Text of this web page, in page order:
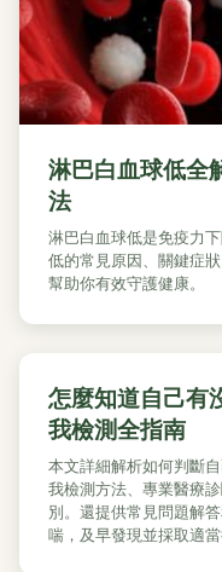
淋巴白血球低全
法
淋巴白血球低是免疫力
低的常見原因、關鍵症
幫助你有效守護健康。
怎麼知道自己有
我檢測全指南
本文詳細解析如何判斷
我檢測方法、專業醫療
別。還提供常見問題解
喘，及早發現並採取適